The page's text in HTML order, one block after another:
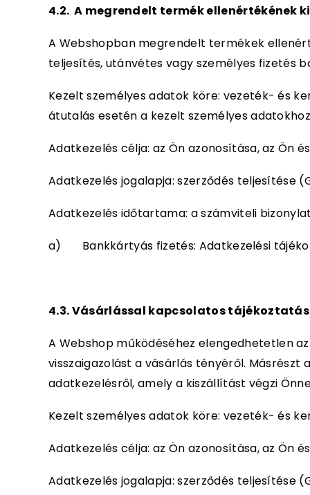
4.2. A megrendelt termék ellenértékének
A Webshopban megrendelt termékek
teljesítés, utánvétes vagy személyes fizetés
Kezelt személyes adatok köre: vezeték- és
átutalás esetén a kezelt személyes
Adatkezelés célja: az Ön azonosítása, az Ön
Adatkezelés jogalapja: szerződés teljesítése
Adatkezelés időtartama: a számviteli
a) Bankkártyás fizetés: Adatkezelési
4.3. Vásárlással kapcsolatos
A Webshop működéséhez elengedhetetlen
visszaigazolást a vásárlás tényéről.
adatkezelésről, amely a kiszállítást végzi
Kezelt személyes adatok köre: vezeték- és
Adatkezelés célja: az Ön azonosítása, az Ön
Adatkezelés jogalapja: szerződés teljesítése